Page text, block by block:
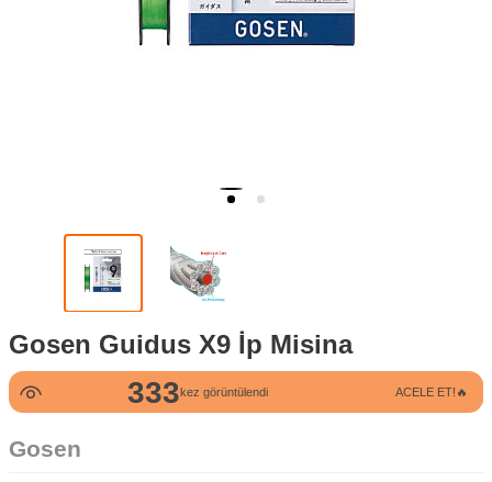
Gosen Guidus X9 İp Misina
333kez görüntülendi
9kez satın alındı ACELE ET!🔥
Gosen